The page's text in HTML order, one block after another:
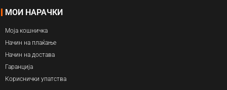
МОИ НАРАЧКИ
Моја кошничка
Начин на плаќање
Начин на достава
Гаранција
Кориснички упатства